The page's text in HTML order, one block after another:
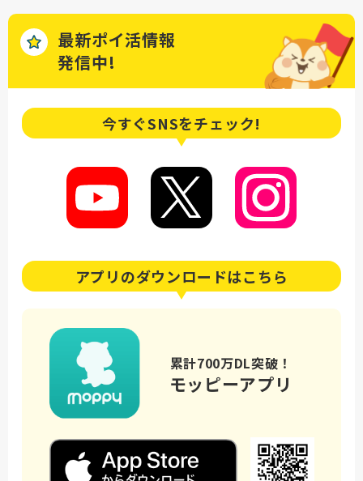
最新ポイ活情報
発信中!
今すぐSNSをチェック!
アプリのダウンロードはこちら
累計700万DL突破！
モッピーアプリ